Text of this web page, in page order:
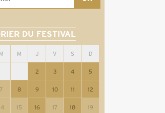
DU FESTIVAL
M M J V S D
2 3 4 5
7 8 9 10 11 12
15 16 17 18 19